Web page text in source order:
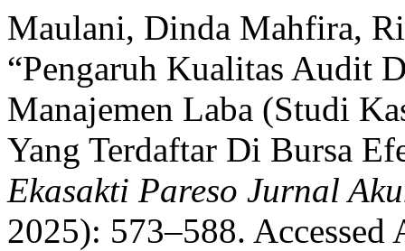
Maulani, Dinda Mahfira,
“Pengaruh Kualitas Audit
Manajemen Laba (Studi
Yang Terdaftar Di Bursa
Ekasakti Pareso Jurnal
2025): 573–588.